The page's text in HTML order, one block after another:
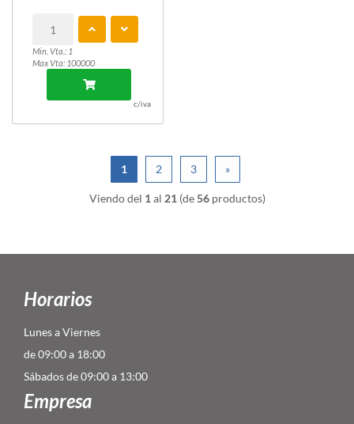
Min. Vta.: 1
Max Vta: 100000
c/iva
1 2 3 »
Viendo del 1 al 21 (de56productos)
Horarios
Lunes a Viernes
de 09:00 a 18:00
Sábados de 09:00 a 13:00
Empresa